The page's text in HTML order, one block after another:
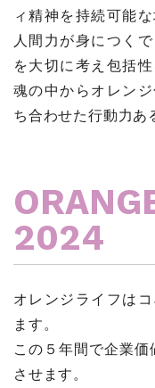
ィ精神を持続可能
人間力が身につく
を大切に考え包括
魂の中からオレン
ち合わせた行動力あ
2024
オレンジライフは
ます。
この５年間で企業
させます。